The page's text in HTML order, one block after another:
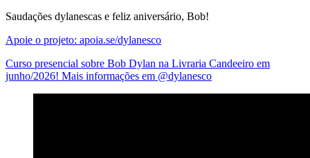
Saudações dylanescas e feliz aniversário, Bob!
Apoie o projeto: apoia.se/dylanesco
Curso presencial sobre Bob Dylan na Livraria Candeeiro em
junho/2026! Mais informações em @dylanesco